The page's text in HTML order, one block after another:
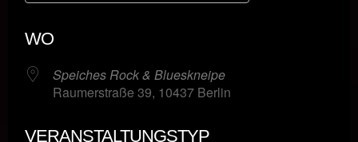
WO
Speiches Rock & Blueskneipe
Raumerstraße 39, 10437 Berlin
VERANSTALTUNGSTYP